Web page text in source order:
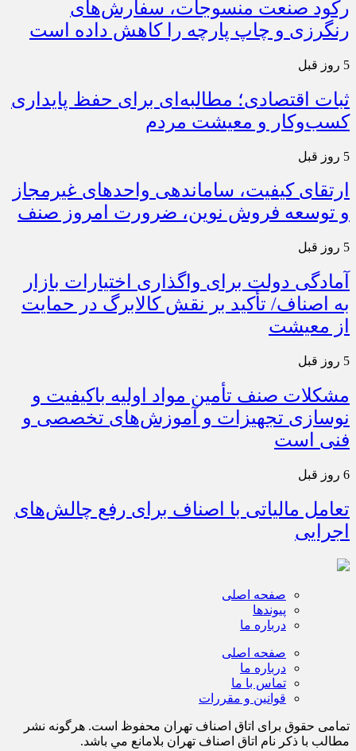
رکود صنعت منسوجات، سفارش‌های
رنگرزی و چاپ پارچه را کاهش داده است
5 روز قبل
ثبات اقتصادی؛ مطالبه‌ای برای حفظ پایداری
کسب‌وکار و معیشت مردم
5 روز قبل
ارتقای کیفیت، ساماندهی واحدهای غیرمجاز
و توسعه فروش نوین، ضرورت امروز صنف
5 روز قبل
آمادگی دولت برای واگذاری اختیارات بازار
به اصناف/ تأکید بر نقش کالابرگ در حمایت
از معیشت
5 روز قبل
مشکلات صنف تأمین مواد اولیه باکیفیت و
نوسازی تجهیزات و آموزش‌های تخصصی و
فنی است
6 روز قبل
تعامل مالیاتی با اصناف برای رفع چالش‌های
اجرایی
صفحه اصلی
پیوندها
درباره ما
صفحه اصلی
درباره ما
تماس با ما
قوانین و مقررات
تمامی حقوق برای اتاق اصناف تهران محفوظ است. هرگونه نشر
مطالب با ذكر نام اتاق اصناف تهران بلامانع مي باشد.